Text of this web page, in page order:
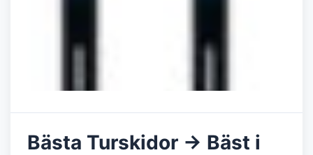
Bästa Turskidor → Bäst i